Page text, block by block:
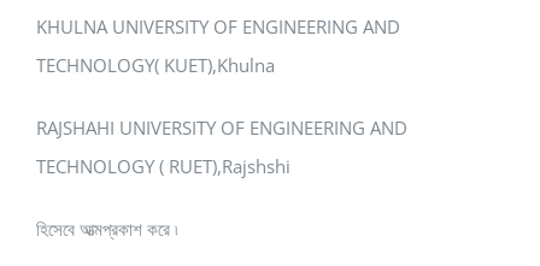
KHULNA UNIVERSITY OF ENGINEERING AND
TECHNOLOGY( KUET),Khulna
RAJSHAHI UNIVERSITY OF ENGINEERING AND
TECHNOLOGY ( RUET),Rajshshi
হিসেবে আত্মপ্রকাশ করে ৷